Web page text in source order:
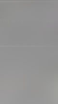
el siguiente enlace: